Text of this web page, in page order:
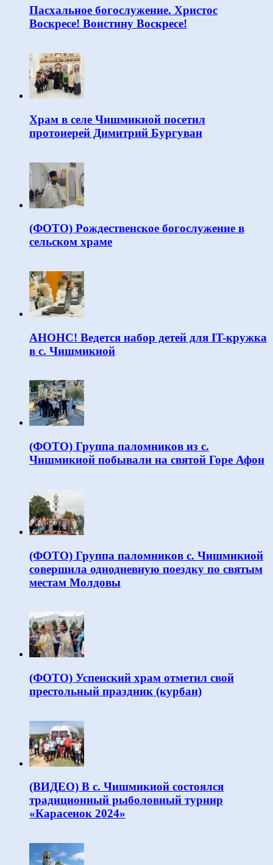
Пасхальное богослужение. Христос
Воскресе! Воистину Воскресе!
Храм в селе Чишмикиой посетил
протоиерей Димитрий Бургуван
(ФОТО) Рождественское богослужение в
сельском храме
АНОНС! Ведется набор детей для IT-кружка
в с. Чишмикиой
(ФОТО) Группа паломников из с.
Чишмикиой побывали на святой Горе Афон
(ФОТО) Группа паломников с. Чишмикиой
совершила однодневную поездку по святым
местам Молдовы
(ФОТО) Успенский храм отметил свой
престольный праздник (курбан)
(ВИДЕО) В с. Чишмикиой состоялся
традиционный рыболовный турнир
«Карасенок 2024»